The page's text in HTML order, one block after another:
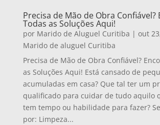
Precisa de Mão de Obra Confiável?
Todas as Soluções Aqui!
por Marido de Aluguel Curitiba | out
Marido de aluguel Curitiba
Precisa de Mão de Obra Confiável?
as Soluções Aqui! Está cansado de
acumuladas em casa? Que tal ter um
qualificado para cuidar de tudo aquilo
tem tempo ou habilidade para fazer?
por: Limpeza...